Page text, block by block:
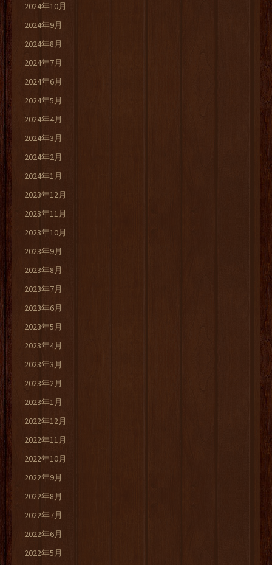
2024年10月
2024年9月
2024年8月
2024年7月
2024年6月
2024年5月
2024年4月
2024年3月
2024年2月
2024年1月
2023年12月
2023年11月
2023年10月
2023年9月
2023年8月
2023年7月
2023年6月
2023年5月
2023年4月
2023年3月
2023年2月
2023年1月
2022年12月
2022年11月
2022年10月
2022年9月
2022年8月
2022年7月
2022年6月
2022年5月